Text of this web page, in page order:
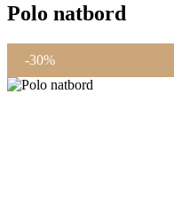
Polo natbord
-30%